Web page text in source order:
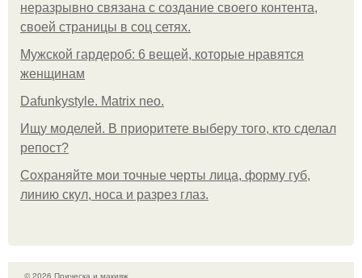
неразрывно связана с создание своего контента,
своей страницы в соц сетях.
Мужской гардероб: 6 вещей, которые нравятся
женщинам
Dafunkystyle. Matrix neo.
Ищу моделей. В приоритете выберу того, кто сделал
репост?
Сохраняйте мои точные черты лица, форму губ,
линию скул, носа и разрез глаз.
© 2026 Прическа и макияж